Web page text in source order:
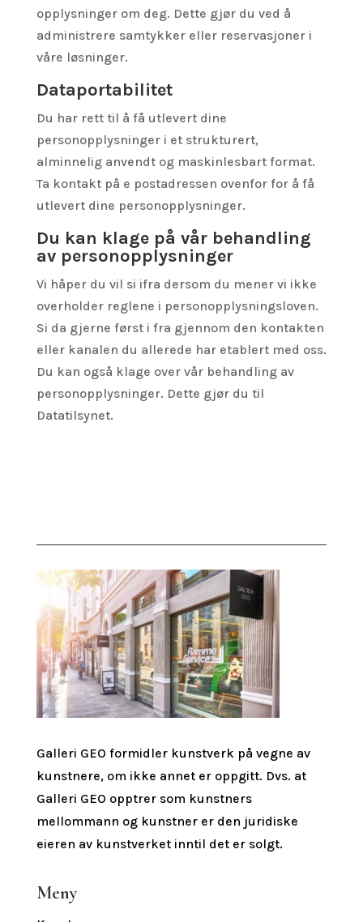
opplysninger om deg. Dette gjør du ved å
administrere samtykker eller reservasjoner i
våre løsninger.
Dataportabilitet
Du har rett til å få utlevert dine
personopplysninger i et strukturert,
alminnelig anvendt og maskinlesbart format.
Ta kontakt på e postadressen ovenfor for å få
utlevert dine personopplysninger.
Du kan klage på vår behandling
av personopplysninger
Vi håper du vil si ifra dersom du mener vi ikke
overholder reglene i personopplysningsloven.
Si da gjerne først i fra gjennom den kontakten
eller kanalen du allerede har etablert med oss.
Du kan også klage over vår behandling av
personopplysninger. Dette gjør du til
Datatilsynet.
Galleri GEO formidler kunstverk på vegne av
kunstnere, om ikke annet er oppgitt. Dvs. at
Galleri GEO opptrer som kunstners
mellommann og kunstner er den juridiske
eieren av kunstverket inntil det er solgt.
Meny